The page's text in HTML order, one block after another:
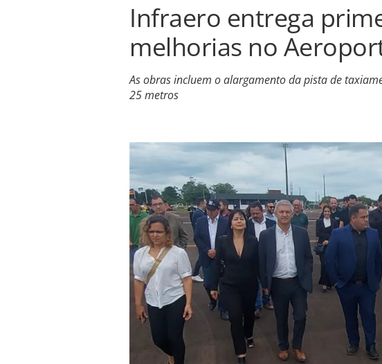
Infraero entrega
melhorias no
As obras incluem o alargamento da pista de
25 metros